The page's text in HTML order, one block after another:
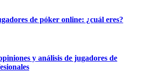
de póker online: ¿cuál eres?
y análisis de jugadores de